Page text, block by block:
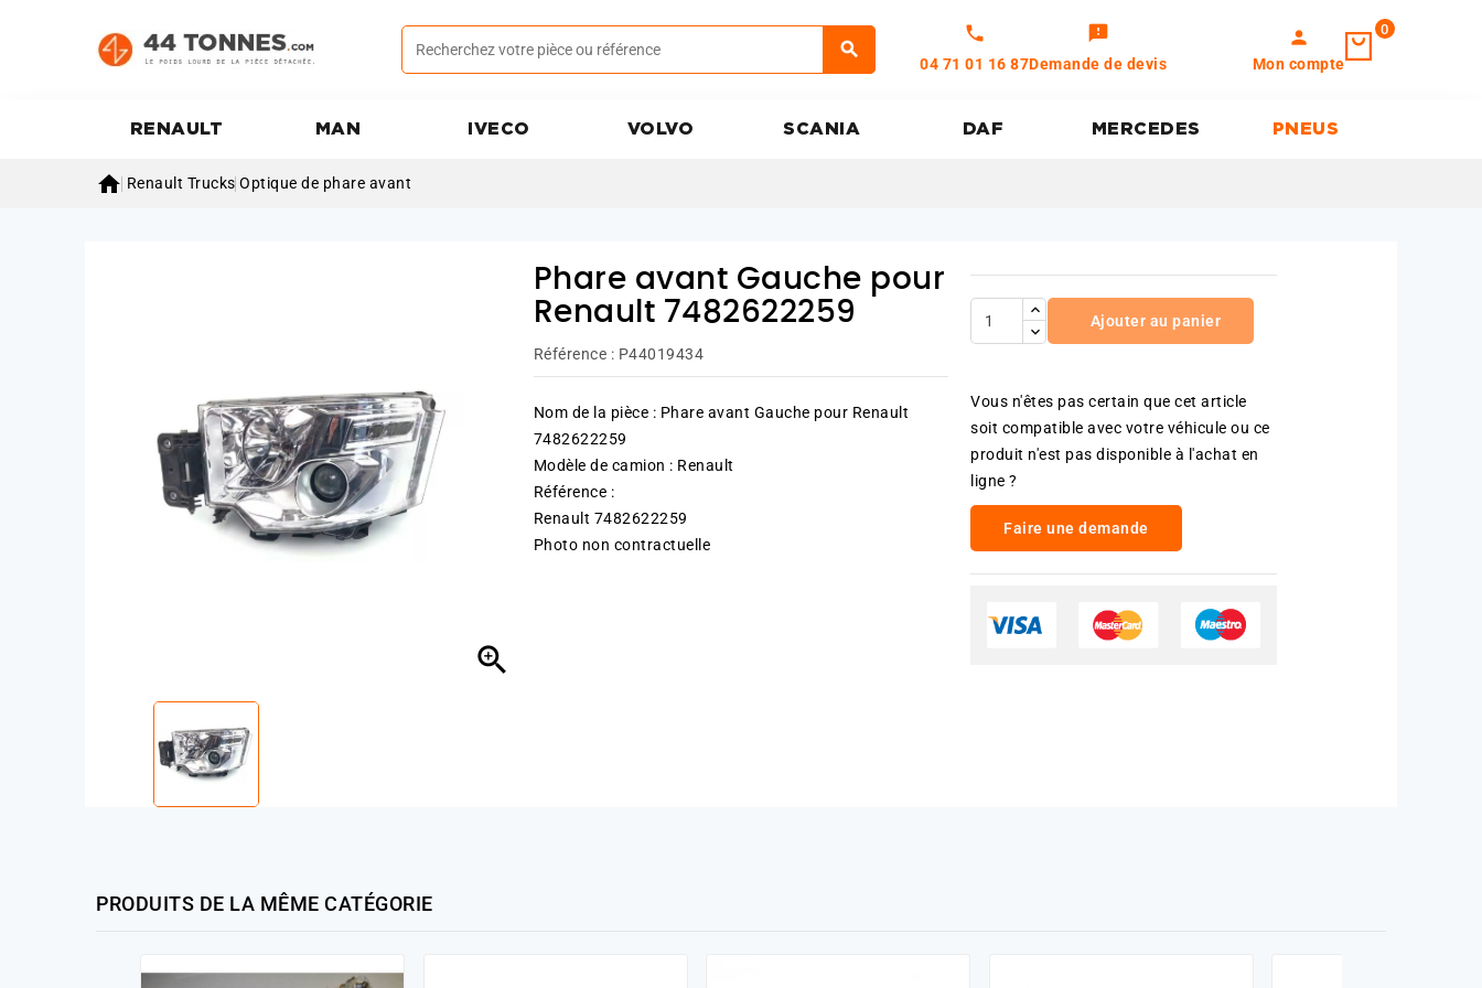
call
04 71 01 16 87
feedback
Demande de devis
person
Mon compte
0
RENAULT MAN IVECO VOLVO SCANIA DAF MERCEDES PNEUS
 Renault Trucks Optique de phare avant

Phare avant Gauche pour
Renault 7482622259
Référence : P44019434
Nom de la pièce : Phare avant Gauche pour Renault
7482622259
Modèle de camion : Renault
Référence :
Renault 7482622259
Photo non contractuelle
Ajouter au panier
Vous n'êtes pas certain que cet article
soit compatible avec votre véhicule ou ce
produit n'est pas disponible à l'achat en
ligne ?
Faire une demande
PRODUITS DE LA MÊME CATÉGORIE